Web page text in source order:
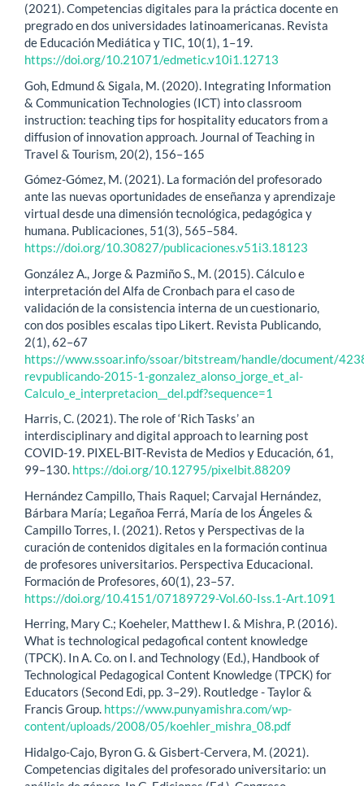
(2021). Competencias digitales para la práctica docente en
pregrado en dos universidades latinoamericanas. Revista
de Educación Mediática y TIC, 10(1), 1–19.
https://doi.org/10.21071/edmetic.v10i1.12713
Goh, Edmund & Sigala, M. (2020). Integrating Information
& Communication Technologies (ICT) into classroom
instruction: teaching tips for hospitality educators from a
diffusion of innovation approach. Journal of Teaching in
Travel & Tourism, 20(2), 156–165
Gómez-Gómez, M. (2021). La formación del profesorado
ante las nuevas oportunidades de enseñanza y aprendizaje
virtual desde una dimensión tecnológica, pedagógica y
humana. Publicaciones, 51(3), 565–584.
https://doi.org/10.30827/publicaciones.v51i3.18123
González A., Jorge & Pazmiño S., M. (2015). Cálculo e
interpretación del Alfa de Cronbach para el caso de
validación de la consistencia interna de un cuestionario,
con dos posibles escalas tipo Likert. Revista Publicando,
2(1), 62–67
https://www.ssoar.info/ssoar/bitstream/handle/document/
revpublicando-2015-1-gonzalez_alonso_jorge_et_al-
Calculo_e_interpretacion__del.pdf?sequence=1
Harris, C. (2021). The role of ‘Rich Tasks’ an
interdisciplinary and digital approach to learning post
COVID-19. PIXEL-BIT-Revista de Medios y Educación, 61,
99–130. https://doi.org/10.12795/pixelbit.88209
Hernández Campillo, Thais Raquel; Carvajal Hernández,
Bárbara María; Legañoa Ferrá, María de los Ángeles &
Campillo Torres, I. (2021). Retos y Perspectivas de la
curación de contenidos digitales en la formación continua
de profesores universitarios. Perspectiva Educacional.
Formación de Profesores, 60(1), 23–57.
https://doi.org/10.4151/07189729-Vol.60-Iss.1-Art.1091
Herring, Mary C.; Koeheler, Matthew I. & Mishra, P. (2016).
What is technological pedagofical content knowledge
(TPCK). In A. Co. on I. and Technology (Ed.), Handbook of
Technological Pedagogical Content Knowledge (TPCK) for
Educators (Second Edi, pp. 3–29). Routledge - Taylor &
Francis Group. https://www.punyamishra.com/wp-
content/uploads/2008/05/koehler_mishra_08.pdf
Hidalgo-Cajo, Byron G. & Gisbert-Cervera, M. (2021).
Competencias digitales del profesorado universitario: un